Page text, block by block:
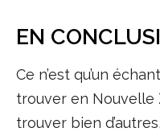
EN
Ce n’est qu’un
trouver en Nouvelle
trouver bien